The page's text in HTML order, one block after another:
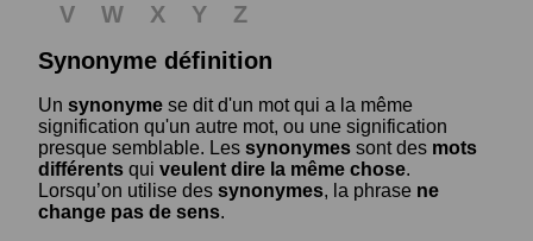
V W X Y
Z
Synonyme définition
Un synonyme se dit d'un mot qui a la même
signification qu'un autre mot, ou une signification
presque semblable. Les synonymes sont des mots
différents qui veulent dire la même chose.
Lorsqu’on utilise des synonymes, la phrase ne
change pas de sens.